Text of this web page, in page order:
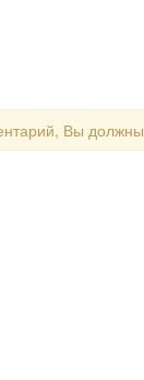
Вы должны